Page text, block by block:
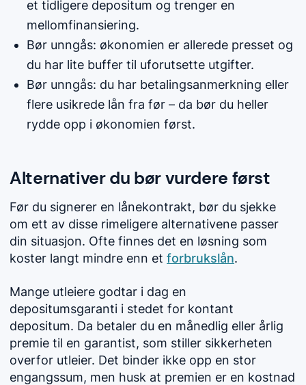
et tidligere depositum og trenger en
mellomfinansiering.
Bør unngås: økonomien er allerede presset og
du har lite buffer til uforutsette utgifter.
Bør unngås: du har betalingsanmerkning eller
flere usikrede lån fra før – da bør du heller
rydde opp i økonomien først.
Alternativer du bør vurdere først
Før du signerer en lånekontrakt, bør du sjekke
om ett av disse rimeligere alternativene passer
din situasjon. Ofte finnes det en løsning som
koster langt mindre enn et forbrukslån.
Mange utleiere godtar i dag en
depositumsgaranti i stedet for kontant
depositum. Da betaler du en månedlig eller årlig
premie til en garantist, som stiller sikkerheten
overfor utleier. Det binder ikke opp en stor
engangssum, men husk at premien er en kostnad